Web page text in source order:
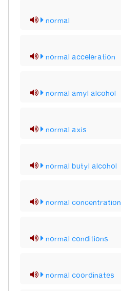
normal
normal acceleration
normal amyl alcohol
normal axis
normal butyl alcohol
normal concentration
normal conditions
normal coordinates